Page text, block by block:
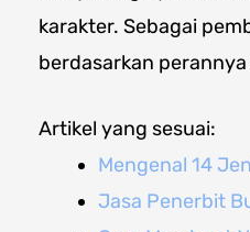
karakter. Sebagai
berdasarkan
Artikel yang sesuai:
Mengenal 14
Jasa Penerbit